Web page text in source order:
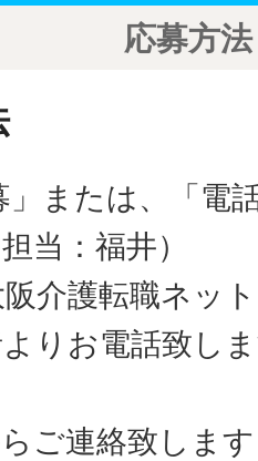
応募方法
」または、「電
当：福井）
介護転職ネッ
りお電話致し
ご連絡致します